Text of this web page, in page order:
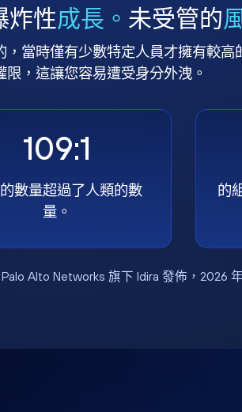
炸性成長。 未受管的
當時僅有少數特定人員才擁有較高
限，這讓您容易遭受身分外洩。
109:1
數量超過了人類的數
量。
的
Alto Networks 旗下 Idira 發佈，2026